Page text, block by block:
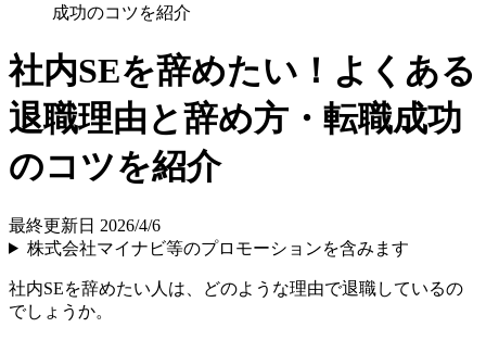
成功のコツを紹介
社内SEを辞めたい！よくある
退職理由と辞め方・転職成功
のコツを紹介
最終更新日 2026/4/6
株式会社マイナビ等のプロモーションを含みます
社内SEを辞めたい人は、どのような理由で退職しているの
でしょうか。